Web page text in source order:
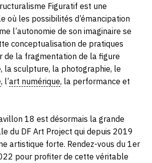
Figuratif est une
où les possibilités d’émancipation
l’autonomie de son imaginaire se
conceptualisation de pratiques
de la fragmentation de la figure
la sculpture, la photographie, le
, l’art numérique, la performance et
18 est désormais la grande
du DF Art Project qui depuis 2019
artistique forte. Rendez-vous du 1er
pour profiter de cette véritable